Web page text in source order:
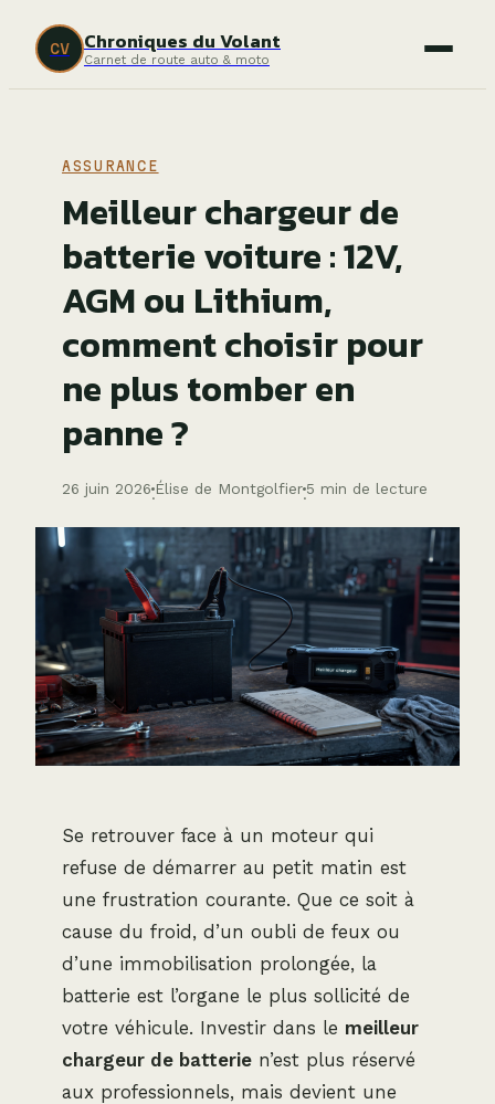
CV Chroniques du Volant
Carnet de route auto & moto
ASSURANCE
Meilleur chargeur de
batterie voiture : 12V,
AGM ou Lithium,
comment choisir pour
ne plus tomber en
panne ?
26 juin 2026
·
Élise de Montgolfier
·
5 min de lecture
Se retrouver face à un moteur qui
refuse de démarrer au petit matin est
une frustration courante. Que ce soit à
cause du froid, d’un oubli de feux ou
d’une immobilisation prolongée, la
batterie est l’organe le plus sollicité de
votre véhicule. Investir dans le meilleur
chargeur de batterie n’est plus réservé
aux professionnels, mais devient une